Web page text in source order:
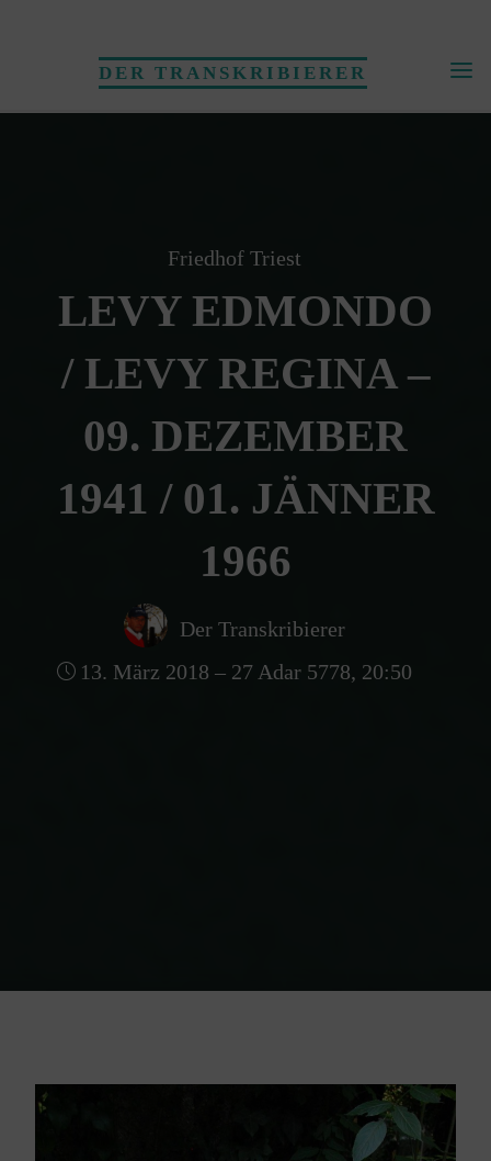
DER TRANSKRIBIERER
Friedhof Triest
LEVY EDMONDO
/ LEVY REGINA –
09. DEZEMBER
1941 / 01. JÄNNER
1966
Der Transkribierer
13. März 2018 – 27 Adar 5778, 20:50